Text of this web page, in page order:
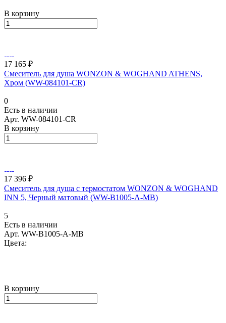
В корзину
17 165 ₽
Смеситель для душа WONZON & WOGHAND ATHENS,
Хром (WW-084101-CR)
0
Есть в наличии
Арт. WW-084101-CR
В корзину
17 396 ₽
Смеситель для душа с термостатом WONZON & WOGHAND
INN 5, Черный матовый (WW-B1005-A-MB)
5
Есть в наличии
Арт. WW-B1005-A-MB
Цвета:
В корзину